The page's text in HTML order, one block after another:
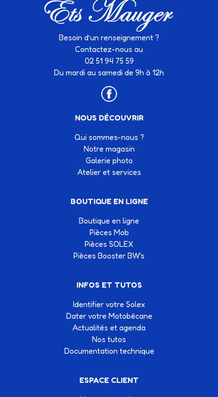
Besoin d’un renseignement ?
Contactez-nous au
02 51 94 75 59
Du mardi au samedi de 9h à 12h
NOUS DÉCOUVRIR
Qui sommes-nous ?
Notre magasin
Galerie photo
Atelier et services
BOUTIQUE EN LIGNE
Boutique en ligne
Pièces Mob
Pièces SOLEX
Pièces Booster BW's
INFOS ET TUTOS
Identifier votre Solex
Dater votre Motobécane
Actualités et agenda
Nos tutos
Documentation technique
ESPACE CLIENT